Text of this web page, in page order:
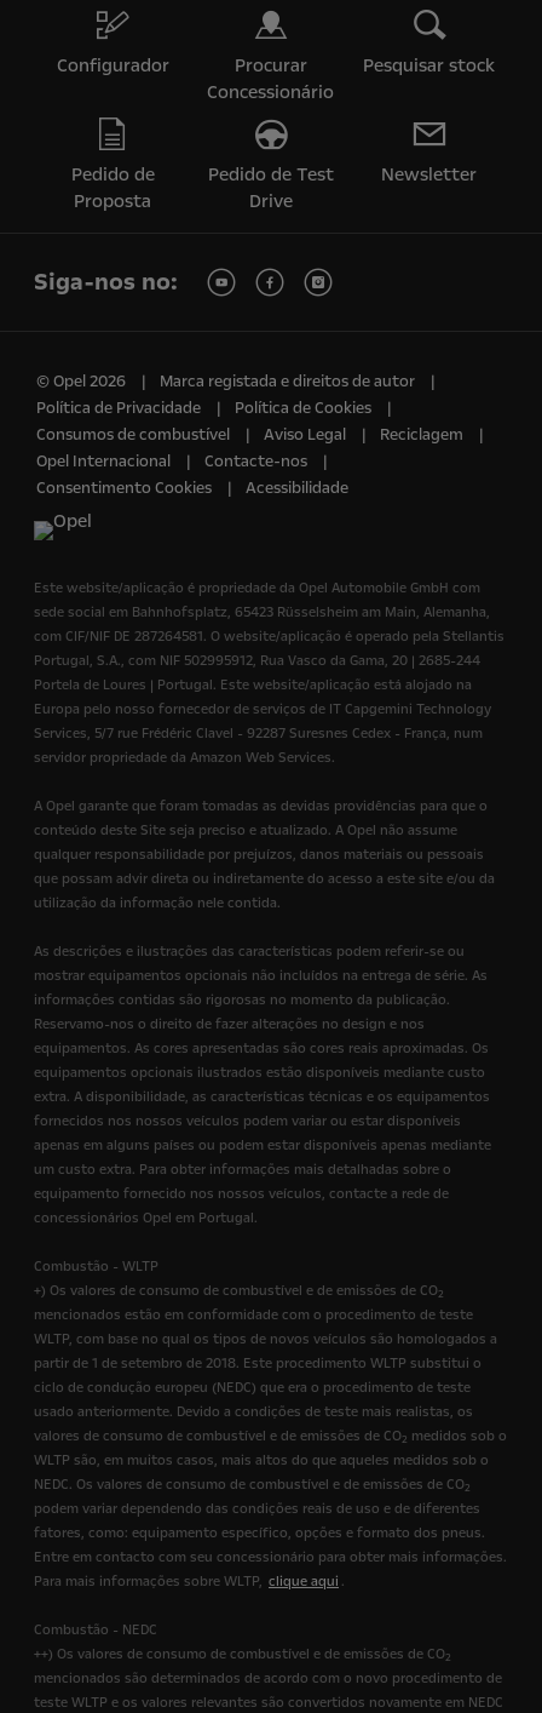
Configurador
Procurar
Concessionário
Pesquisar stock
Pedido de
Proposta
Pedido de Test
Drive
Newsletter
Siga-nos no:
© Opel 2026
Marca registada e direitos de autor
Política de Privacidade
Política de Cookies
Consumos de combustível
Aviso Legal
Reciclagem
Opel Internacional
Contacte-nos
Consentimento Cookies
Acessibilidade
Este website/aplicação é propriedade da Opel Automobile GmbH com
sede social em Bahnhofsplatz, 65423 Rüsselsheim am Main, Alemanha,
com CIF/NIF DE 287264581. O website/aplicação é operado pela Stellantis
Portugal, S.A., com NIF 502995912, Rua Vasco da Gama, 20 | 2685-244
Portela de Loures | Portugal. Este website/aplicação está alojado na
Europa pelo nosso fornecedor de serviços de IT Capgemini Technology
Services, 5/7 rue Frédéric Clavel - 92287 Suresnes Cedex - França, num
servidor propriedade da Amazon Web Services.
A Opel garante que foram tomadas as devidas providências para que o
conteúdo deste Site seja preciso e atualizado. A Opel não assume
qualquer responsabilidade por prejuízos, danos materiais ou pessoais
que possam advir direta ou indiretamente do acesso a este site e/ou da
utilização da informação nele contida.
As descrições e ilustrações das características podem referir-se ou
mostrar equipamentos opcionais não incluídos na entrega de série. As
informações contidas são rigorosas no momento da publicação.
Reservamo-nos o direito de fazer alterações no design e nos
equipamentos. As cores apresentadas são cores reais aproximadas. Os
equipamentos opcionais ilustrados estão disponíveis mediante custo
extra. A disponibilidade, as características técnicas e os equipamentos
fornecidos nos nossos veículos podem variar ou estar disponíveis
apenas em alguns países ou podem estar disponíveis apenas mediante
um custo extra. Para obter informações mais detalhadas sobre o
equipamento fornecido nos nossos veículos, contacte a rede de
concessionários Opel em Portugal.
Combustão - WLTP
+) Os valores de consumo de combustível e de emissões de CO2
mencionados estão em conformidade com o procedimento de teste
WLTP, com base no qual os tipos de novos veículos são homologados a
partir de 1 de setembro de 2018. Este procedimento WLTP substitui o
ciclo de condução europeu (NEDC) que era o procedimento de teste
usado anteriormente. Devido a condições de teste mais realistas, os
valores de consumo de combustível e de emissões de CO2 medidos sob o
WLTP são, em muitos casos, mais altos do que aqueles medidos sob o
NEDC. Os valores de consumo de combustível e de emissões de CO2
podem variar dependendo das condições reais de uso e de diferentes
fatores, como: equipamento específico, opções e formato dos pneus.
Entre em contacto com seu concessionário para obter mais informações.
Para mais informações sobre WLTP, clique aqui .
Combustão - NEDC
++) Os valores de consumo de combustível e de emissões de CO2
mencionados são determinados de acordo com o novo procedimento de
teste WLTP e os valores relevantes são convertidos novamente em NEDC